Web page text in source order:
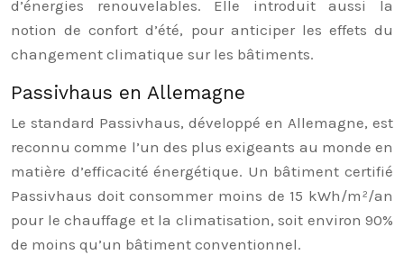
d’énergies renouvelables. Elle introduit aussi la
notion de confort d’été, pour anticiper les effets du
changement climatique sur les bâtiments.
Passivhaus en Allemagne
Le standard Passivhaus, développé en Allemagne, est
reconnu comme l’un des plus exigeants au monde en
matière d’efficacité énergétique. Un bâtiment certifié
Passivhaus doit consommer moins de 15 kWh/m²/an
pour le chauffage et la climatisation, soit environ 90%
de moins qu’un bâtiment conventionnel.